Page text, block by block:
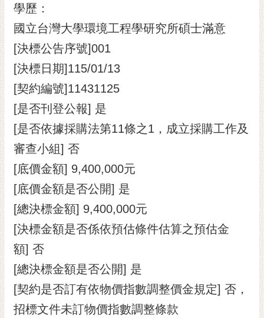
學歷：
國立台灣大學環境工程學研究所碩士滿意
[決標公告序號]001
[決標日期]115/01/13
[契約編號]11431125
[是否刊登公報] 是
[是否依據採購法第11條之1，成立採購工作及
審查小組] 否
[底價金額] 9,400,000元
[底價金額是否公開] 是
[總決標金額] 9,400,000元
[決標金額是否係依預估條件估算之預估金
額] 否
[總決標金額是否公開] 是
[契約是否訂有依物價指數調整價金規定] 否，
招標文件未訂物價指數調整條款